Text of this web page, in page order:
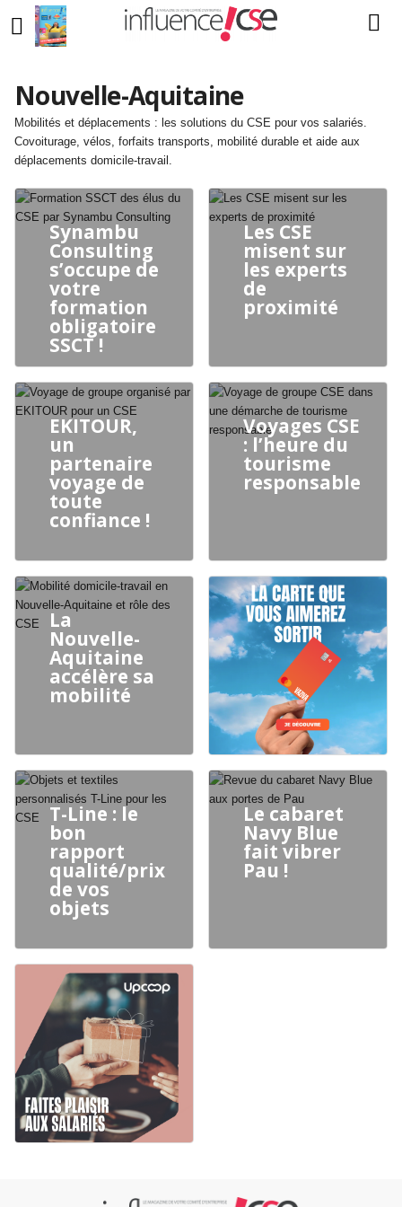
Nouvelle-Aquitaine
Mobilités et déplacements : les solutions du CSE pour vos salariés.
Covoiturage, vélos, forfaits transports, mobilité durable et aide aux
déplacements domicile-travail.
Synambu
Consulting
s’occupe de
votre
formation
obligatoire
SSCT !
Les CSE
misent sur
les experts
de
proximité
EKITOUR,
un
partenaire
voyage de
toute
confiance !
Voyages CSE
: l’heure du
tourisme
responsable
La
Nouvelle-
Aquitaine
accélère sa
mobilité
T-Line : le
bon
rapport
qualité/prix
de vos
objets
Le cabaret
Navy Blue
fait vibrer
Pau !